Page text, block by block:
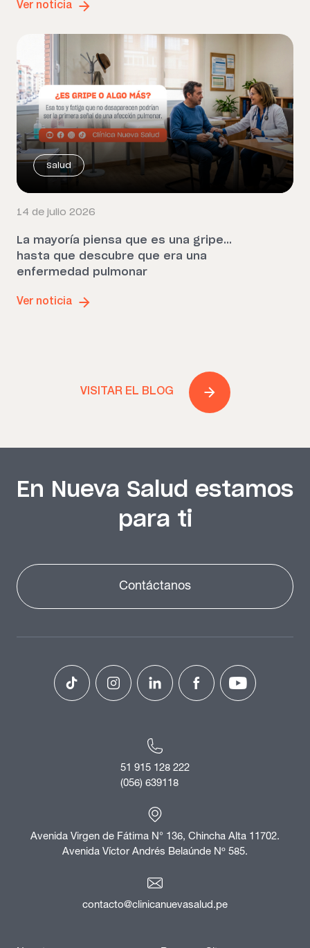
Ver noticia
Salud
14 de julio 2026
La mayoría piensa que es una gripe…
hasta que descubre que era una
enfermedad pulmonar
Ver noticia
VISITAR EL BLOG
En Nueva Salud estamos
para ti
Contáctanos
51 915 128 222
(056) 639118
Avenida Virgen de Fátima N° 136, Chincha Alta 11702.
Avenida Víctor Andrés Belaúnde Nº 585.
contacto@clinicanuevasalud.pe